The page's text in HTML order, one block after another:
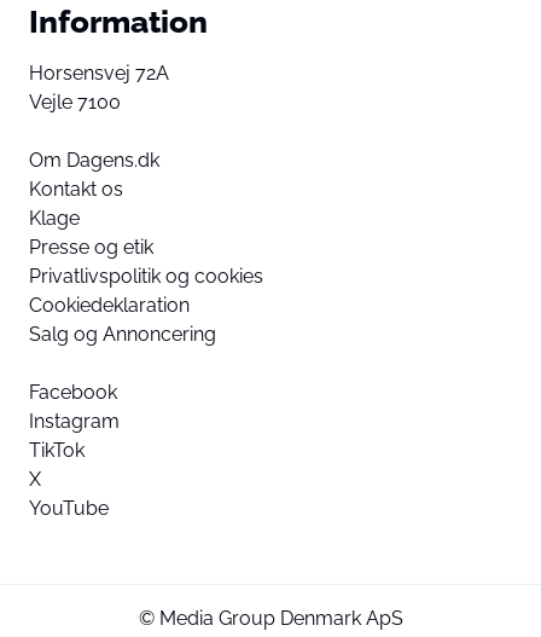
Information
Horsensvej 72A
Vejle 7100
Om Dagens.dk
Kontakt os
Klage
Presse og etik
Privatlivspolitik og cookies
Cookiedeklaration
Salg og Annoncering
Facebook
Instagram
TikTok
X
YouTube
© Media Group Denmark ApS